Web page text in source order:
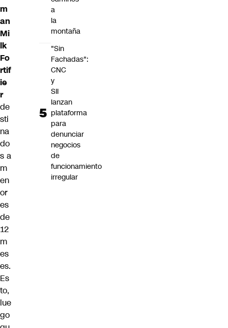
m
an
Mi
lk
Fo
rtif
ie
r
de
sti
na
do
s a
m
en
or
es
de
12
m
es
es.
Es
to,
lue
go
a
la
montaña
"Sin
Fachadas":
CNC
y
SII
lanzan
plataforma
para
denunciar
negocios
de
funcionamiento
irregular